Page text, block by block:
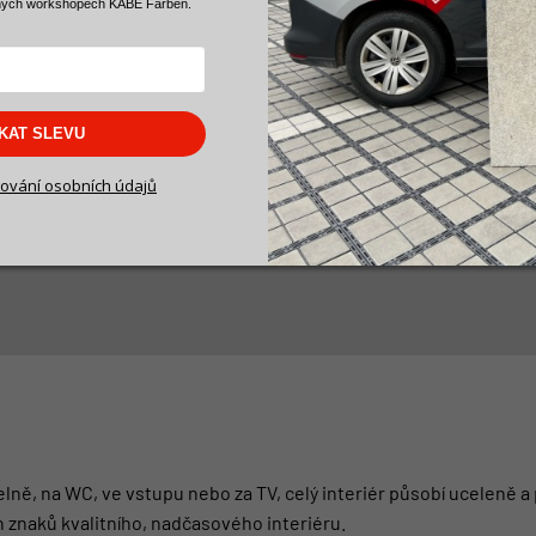
na WC, ve vstupu nebo za TV, celý interiér působí uceleně
kvalitního, nadčasového interiéru.
workshopech KABE Farben.
SLEVU
osobních údajů